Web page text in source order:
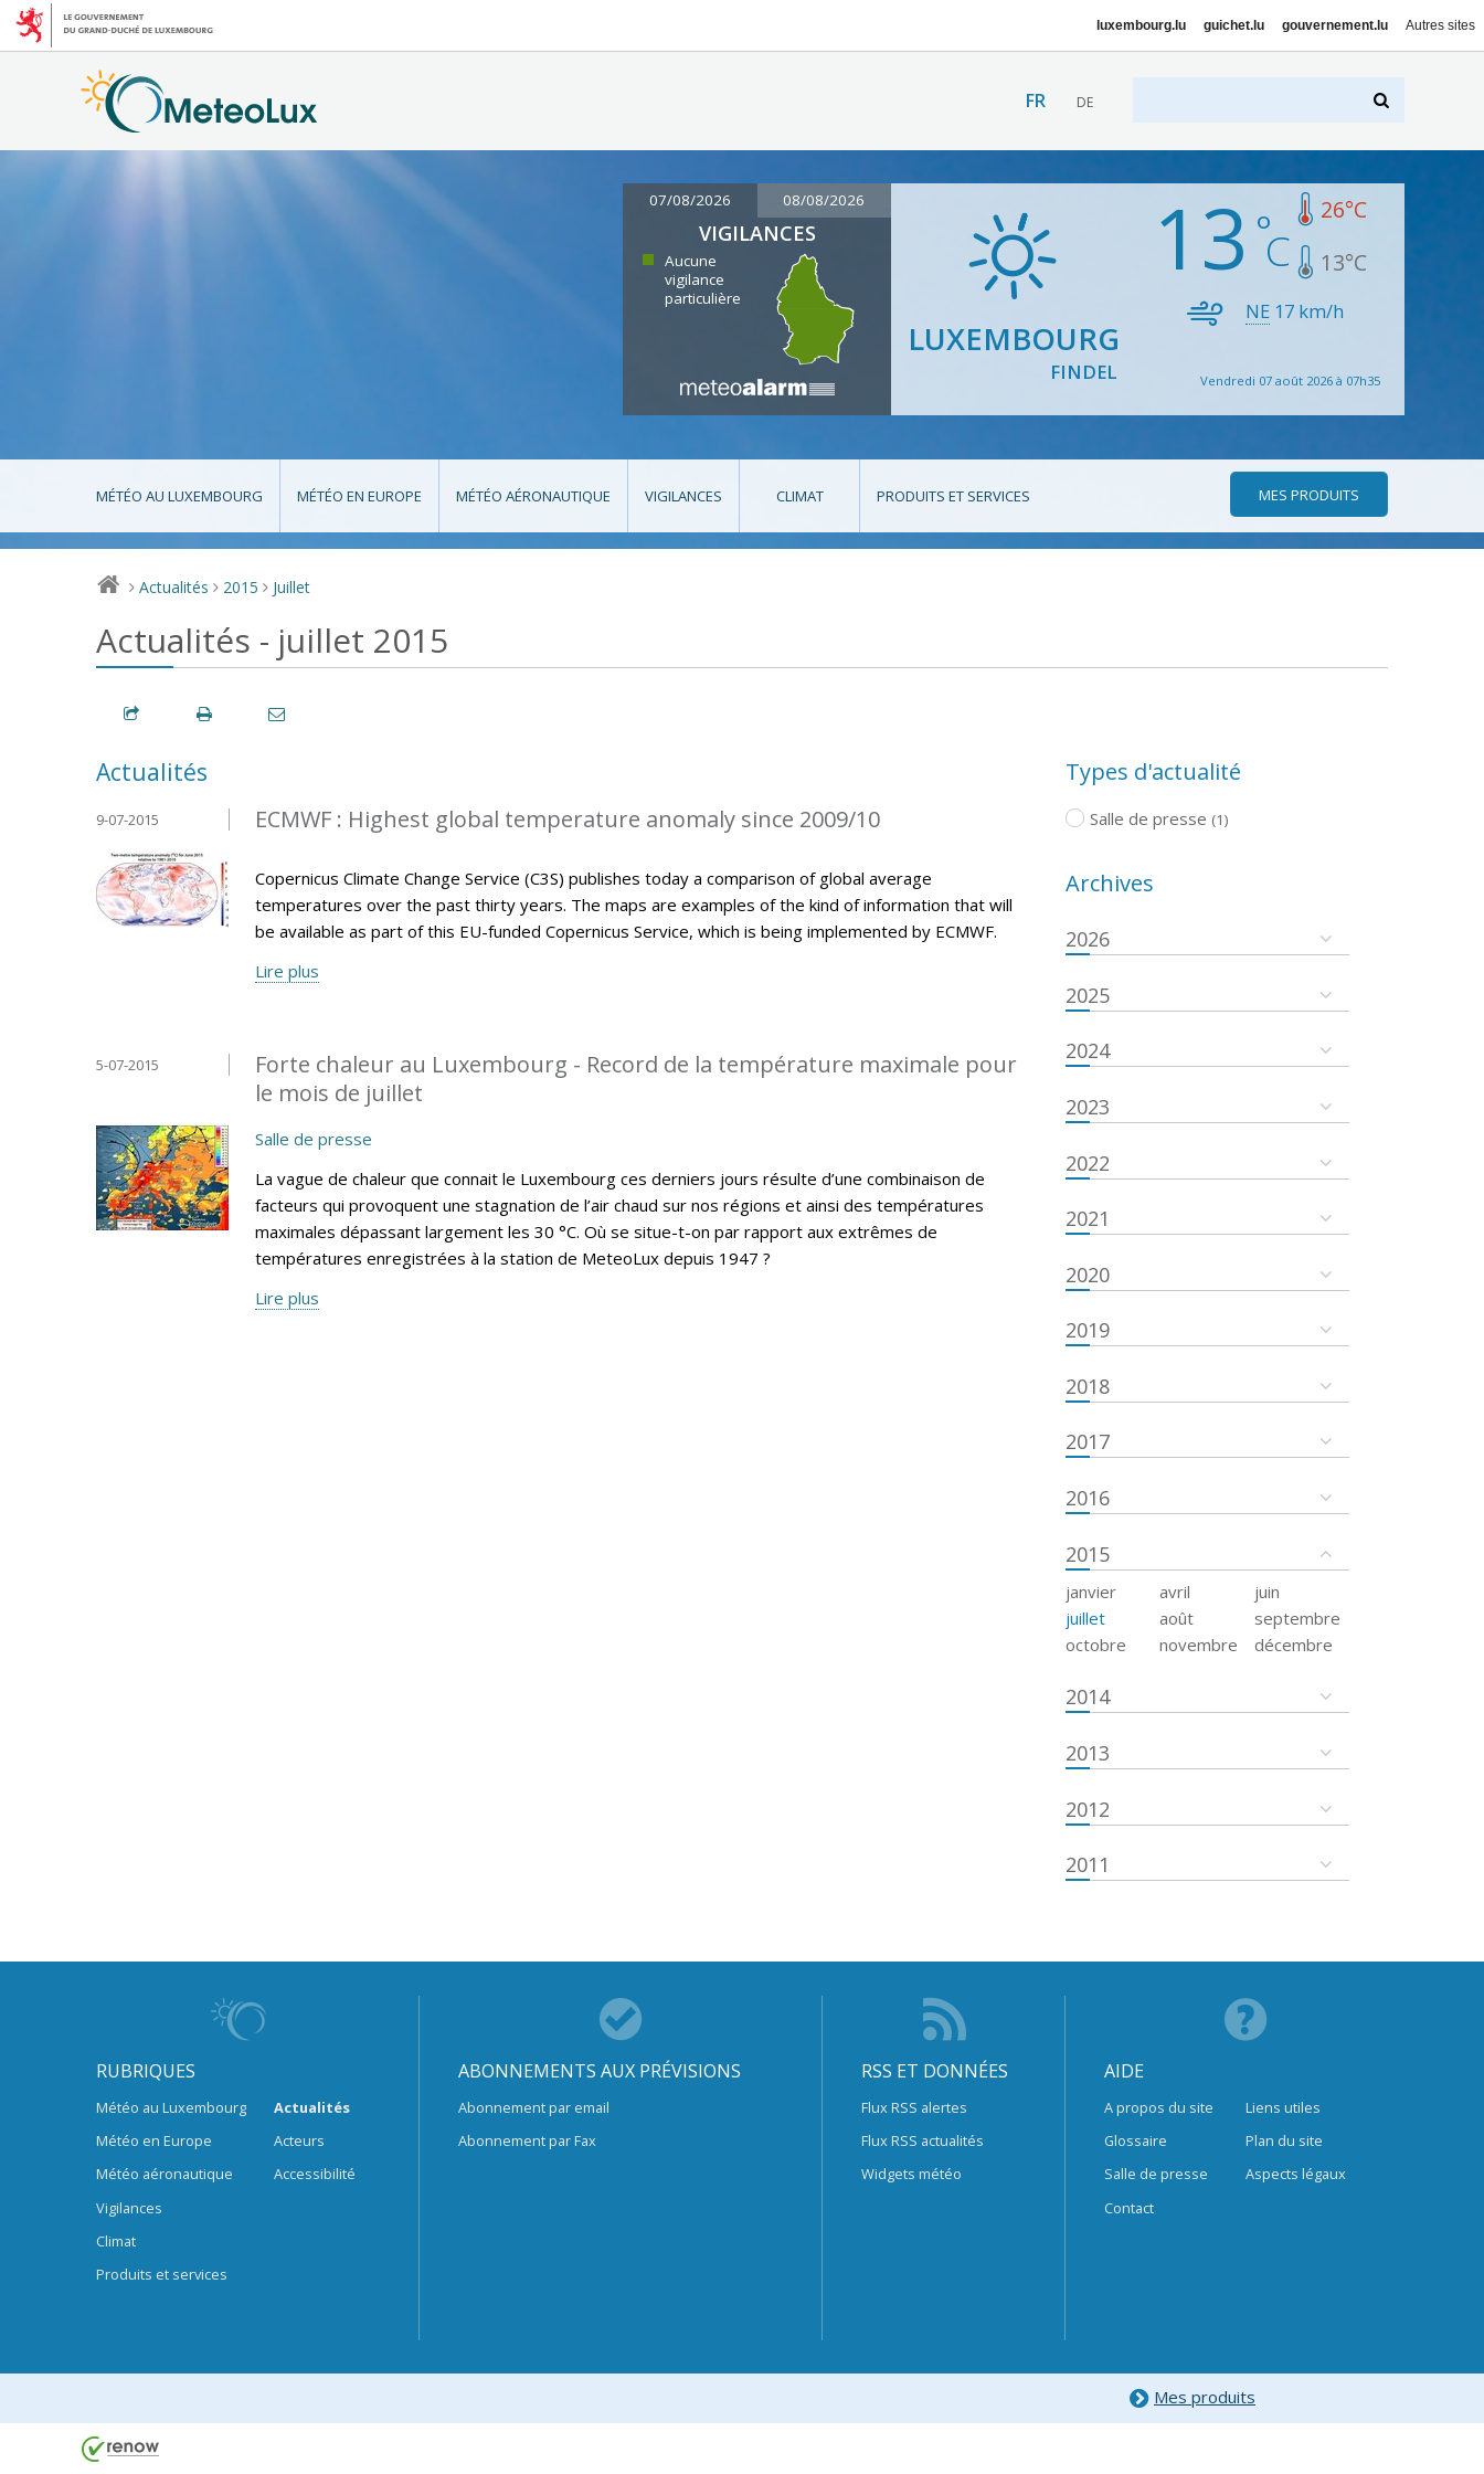
luxembourg.lu guichet.lu gouvernement.lu Autres sites
FR DE
07/08/2026 08/08/2026
VIGILANCES
Aucune
vigilance
particulière
LUXEMBOURG
FINDEL
13 26°C
13°C
NE 17 km/h
Vendredi 07 août 2026 à 07h35
MÉTÉO AU LUXEMBOURG MÉTÉO EN EUROPE MÉTÉO AÉRONAUTIQUE VIGILANCES CLIMAT PRODUITS ET SERVICES MES PRODUITS
> Actualités > 2015 > Juillet
Actualités - juillet 2015
Actualités
ECMWF : Highest global temperature anomaly since 2009/10
9-07-2015
Copernicus Climate Change Service (C3S) publishes today a comparison of global average
temperatures over the past thirty years. The maps are examples of the kind of information that will
be available as part of this EU-funded Copernicus Service, which is being implemented by ECMWF.
Lire plus
Forte chaleur au Luxembourg - Record de la température maximale pour
le mois de juillet
5-07-2015
Salle de presse
La vague de chaleur que connait le Luxembourg ces derniers jours résulte d’une combinaison de
facteurs qui provoquent une stagnation de l’air chaud sur nos régions et ainsi des températures
maximales dépassant largement les 30 °C. Où se situe-t-on par rapport aux extrêmes de
températures enregistrées à la station de MeteoLux depuis 1947 ?
Lire plus
Types d'actualité
Salle de presse (1)
Archives
2026
2025
2024
2023
2022
2021
2020
2019
2018
2017
2016
2015
janvier avril
juin
juillet
août
septembre
octobre
novembre décembre
2014
2013
2012
2011
RUBRIQUES
Météo au Luxembourg
Météo en Europe
Météo aéronautique
Vigilances
Climat
Produits et services
Actualités
Acteurs
Accessibilité
ABONNEMENTS AUX PRÉVISIONS
Abonnement par email
Abonnement par Fax
RSS ET DONNÉES
Flux RSS alertes
Flux RSS actualités
Widgets météo
AIDE
A propos du site
Glossaire
Salle de presse
Contact
Liens utiles
Plan du site
Aspects légaux
Mes produits